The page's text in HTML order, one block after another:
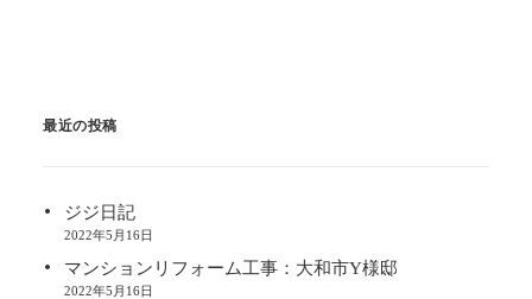
最近の投稿
ジジ日記
2022年5月16日
マンションリフォーム工事：大和市Y様邸
2022年5月16日